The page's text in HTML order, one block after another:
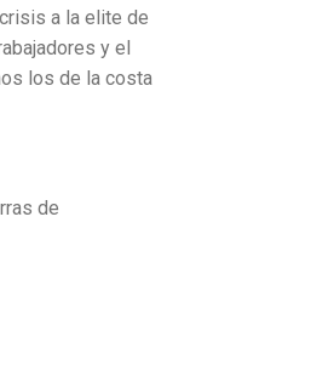
a la elite de
y el
los de la costa
de